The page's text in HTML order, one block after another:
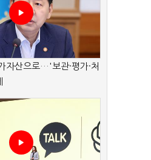
자산으로…'보관·평가·처